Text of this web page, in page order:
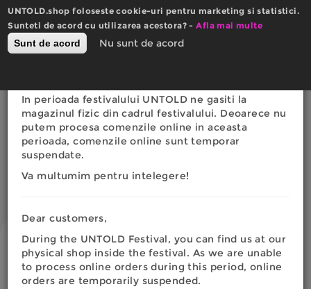
UNTOLD.shop foloseste cookie-uri pentru marketing si statistici.
Sunteti de acord cu utilizarea acestora? -Afla mai multe
Sunt de acord Nu sunt de acord
Mergi
la
conţinutul
principal
0
Română
Eşti
aici
AFISEAZA FILTRELE
FASHION
Afisare produse 25 - 41 din
Actualizare website
In perioada festivalului UNTOLD ne gasiti la
magazinul fizic din cadrul festivalului. Deoarece nu
putem procesa comenzile online in aceasta
perioada, comenzile online sunt temporar
suspendate.
Va multumim pentru intelegere!
Dear customers,
During the UNTOLD Festival, you can find us at our
physical shop inside the festival. As we are unable
to process online orders during this period, online
orders are temporarily suspended.